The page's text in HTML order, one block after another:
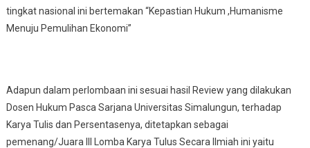
tingkat nasional ini bertemakan “Kepastian Hukum ,Humanisme
Menuju Pemulihan Ekonomi”
Adapun dalam perlombaan ini sesuai hasil Review yang dilakukan
Dosen Hukum Pasca Sarjana Universitas Simalungun, terhadap
Karya Tulis dan Persentasenya, ditetapkan sebagai
pemenang/Juara III Lomba Karya Tulus Secara Ilmiah ini yaitu